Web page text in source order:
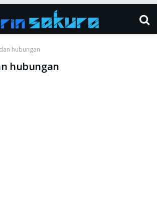
hubungan
hubungan